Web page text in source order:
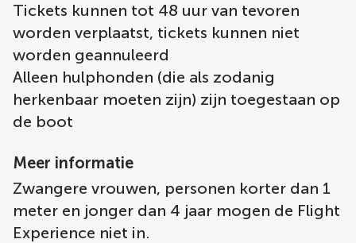
Tickets kunnen tot 48 uur van tevoren
worden verplaatst, tickets kunnen niet
worden geannuleerd
Alleen hulphonden (die als zodanig
herkenbaar moeten zijn) zijn toegestaan op
de boot
Meer informatie
Zwangere vrouwen, personen korter dan 1
meter en jonger dan 4 jaar mogen de Flight
Experience niet in.